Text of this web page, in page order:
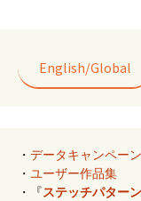
k
English/Global
・ データキャンペーン
・ ユーザー作品集
・『ステッチパター